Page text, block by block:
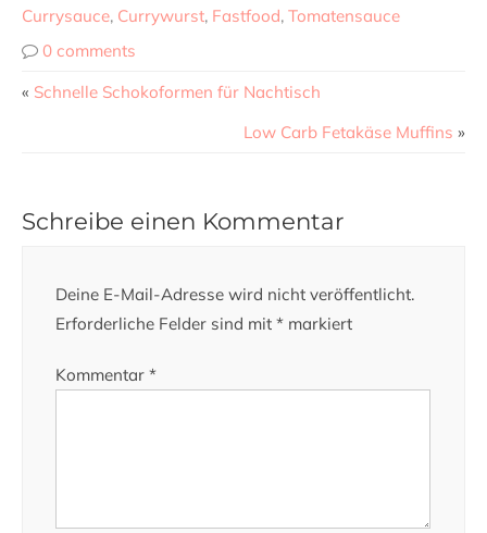
Currysauce, Currywurst, Fastfood, Tomatensauce
0 comments
« Schnelle Schokoformen für Nachtisch
Low Carb Fetakäse Muffins »
Schreibe einen Kommentar
Deine E-Mail-Adresse wird nicht veröffentlicht.
Erforderliche Felder sind mit * markiert
Kommentar *